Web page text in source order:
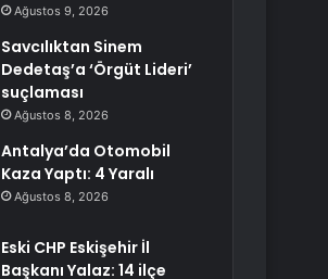
Ağustos 9, 2026
Savcılıktan Sinem
Dedetaş’a ‘Örgüt Lideri’
suçlaması
Ağustos 8, 2026
Antalya’da Otomobil
Kaza Yaptı: 4 Yaralı
Ağustos 8, 2026
Eski CHP Eskişehir İl
Başkanı Yalaz: 14 ilçe